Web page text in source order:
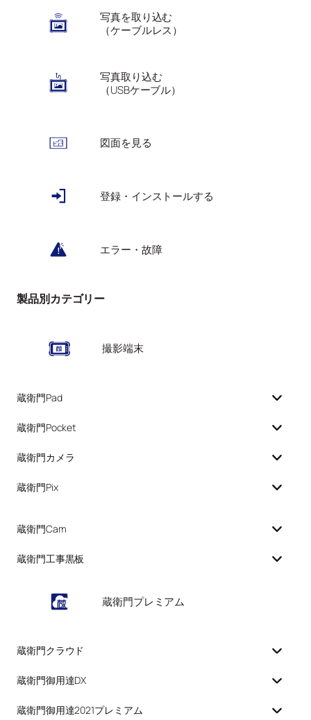
写真を取り込む
（ケーブルレス）
写真取り込む
（USBケーブル）
図面を見る
登録・インストールする
エラー・故障
製品別カテゴリー
撮影端末
蔵衛門Pad
蔵衛門Pocket
蔵衛門カメラ
蔵衛門Pix
蔵衛門Cam
蔵衛門工事黒板
蔵衛門プレミアム
蔵衛門クラウド
蔵衛門御用達DX
蔵衛門御用達2021プレミアム